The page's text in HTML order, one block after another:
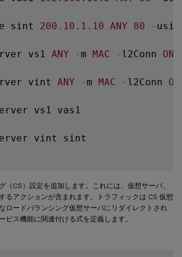
sint 200.10 .1 .10 ANY 80 -
vs1 ANY - m MAC - l2Conn ON
vint ANY - m MAC - l2Conn ON
vs1 vas1
vint sint
（CS）設定を追加します。これには、仮想サーバ、
るアクションが含まれます。トラフィックは CS 仮想
ロードバランシング仮想サーバにリダイレクトされ
ビス機能に関連付ける式を定義します。